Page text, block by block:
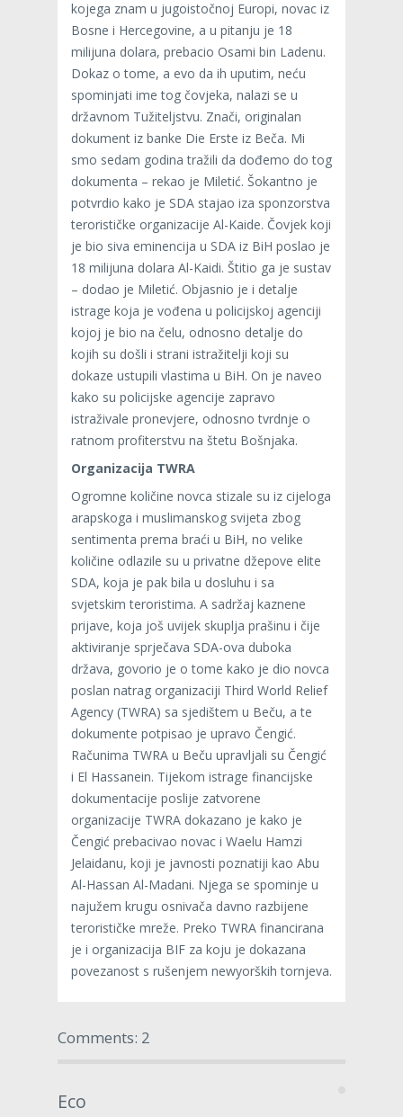
kojega znam u jugoistočnoj Europi, novac iz
Bosne i Hercegovine, a u pitanju je 18
milijuna dolara, prebacio Osami bin Ladenu.
Dokaz o tome, a evo da ih uputim, neću
spominjati ime tog čovjeka, nalazi se u
državnom Tužiteljstvu. Znači, originalan
dokument iz banke Die Erste iz Beča. Mi
smo sedam godina tražili da dođemo do tog
dokumenta – rekao je Miletić. Šokantno je
potvrdio kako je SDA stajao iza sponzorstva
terorističke organizacije Al-Kaide. Čovjek koji
je bio siva eminencija u SDA iz BiH poslao je
18 milijuna dolara Al-Kaidi. Štitio ga je sustav
– dodao je Miletić. Objasnio je i detalje
istrage koja je vođena u policijskoj agenciji
kojoj je bio na čelu, odnosno detalje do
kojih su došli i strani istražitelji koji su
dokaze ustupili vlastima u BiH. On je naveo
kako su policijske agencije zapravo
istraživale pronevjere, odnosno tvrdnje o
ratnom profiterstvu na štetu Bošnjaka.
Organizacija TWRA
Ogromne količine novca stizale su iz cijeloga
arapskoga i muslimanskog svijeta zbog
sentimenta prema braći u BiH, no velike
količine odlazile su u privatne džepove elite
SDA, koja je pak bila u dosluhu i sa
svjetskim teroristima. A sadržaj kaznene
prijave, koja još uvijek skuplja prašinu i čije
aktiviranje sprječava SDA-ova duboka
država, govorio je o tome kako je dio novca
poslan natrag organizaciji Third World Relief
Agency (TWRA) sa sjedištem u Beču, a te
dokumente potpisao je upravo Čengić.
Računima TWRA u Beču upravljali su Čengić
i El Hassanein. Tijekom istrage financijske
dokumentacije poslije zatvorene
organizacije TWRA dokazano je kako je
Čengić prebacivao novac i Waelu Hamzi
Jelaidanu, koji je javnosti poznatiji kao Abu
Al-Hassan Al-Madani. Njega se spominje u
najužem krugu osnivača davno razbijene
terorističke mreže. Preko TWRA financirana
je i organizacija BIF za koju je dokazana
povezanost s rušenjem newyorških tornjeva.
Comments: 2
Eco